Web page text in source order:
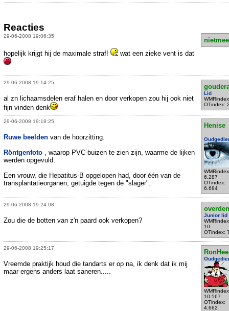
Reacties
29-06-2008 19:06:35
hopelijk krijgt hij de maximale straf!
wat een zieke vent is dat
29-06-2008 19:14:25
Lid
OTindex:
al zn lichaamsdelen eraf halen en door verkopen zou hij ook niet
fijn vinden denk
29-06-2008 19:18:25
Henise
6.287
OTindex:
6.684
Ruwe beelden van de hoorzitting.
Röntgenfoto , waarop PVC-buizen te zien zijn, waarme de lijken
werden opgevuld.
Een vrouw, die Hepatitus-B opgelopen had, door één van de
transplantatieorganen, getuigde tegen de "slager".
29-06-2008 19:24:08
Junior lid
10
OTindex:
Zou die de botten van z'n paard ook verkopen?
29-06-2008 19:25:17
RonHee
10.567
OTindex:
4.662
Vreemde praktijk houd die tandarts er op na, ik denk dat ik mij
maar ergens anders laat saneren.....